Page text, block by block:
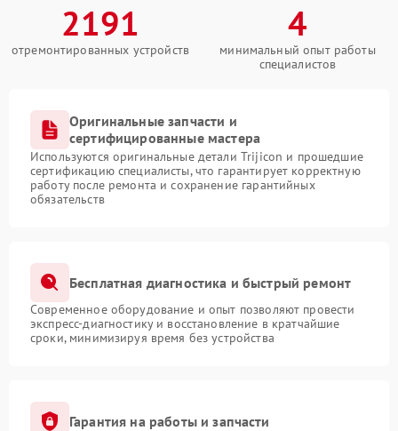
2191
отремонтированных устройств
4
минимальный опыт работы
специалистов
Оригинальные запчасти и
сертифицированные мастера
Используются оригинальные детали Trijicon и прошедшие
сертификацию специалисты, что гарантирует корректную
работу после ремонта и сохранение гарантийных
обязательств
Бесплатная диагностика и быстрый ремонт
Современное оборудование и опыт позволяют провести
экспресс-диагностику и восстановление в кратчайшие
сроки, минимизируя время без устройства
Гарантия на работы и запчасти